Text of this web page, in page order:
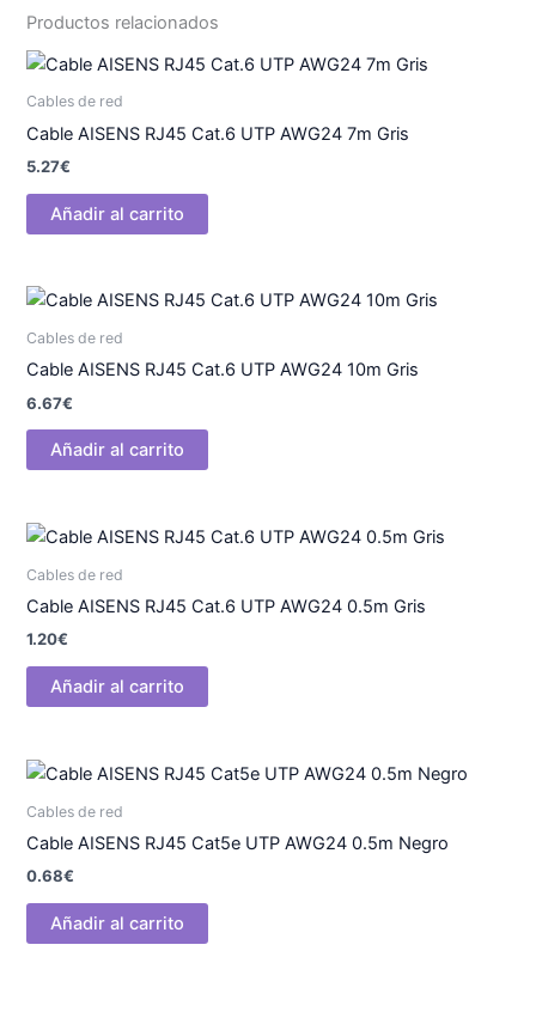
Productos relacionados
Cables de red
Cable AISENS RJ45 Cat.6 UTP AWG24 7m Gris
5.27€
Añadir al carrito
Cables de red
Cable AISENS RJ45 Cat.6 UTP AWG24 10m Gris
6.67€
Añadir al carrito
Cables de red
Cable AISENS RJ45 Cat.6 UTP AWG24 0.5m Gris
1.20€
Añadir al carrito
Cables de red
Cable AISENS RJ45 Cat5e UTP AWG24 0.5m Negro
0.68€
Añadir al carrito